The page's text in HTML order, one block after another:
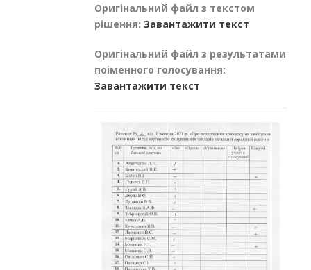
Оригінальний файл з текстом
рішення: Завантажити текст
Оригінальний файл з результатами
поіменного голосування:
Завантажити текст